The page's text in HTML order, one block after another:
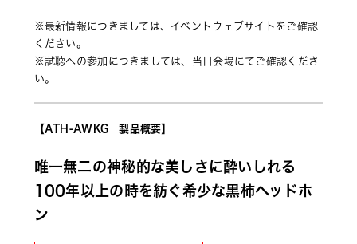
※最新情報につきましては、イベントウェブサイトをご確認
ください。
※試聴への参加につきましては、当日会場にてご確認くださ
い。
【ATH-AWKG　製品概要】
唯一無二の神秘的な美しさに酔いしれる
100年以上の時を紡ぐ希少な黒柿ヘッドホ
ン